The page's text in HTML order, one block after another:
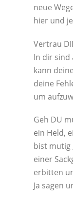
neue
hier und
Vertrau
In dir sind
kann
deine
um
Geh DU
ein Held,
bist mutig
einer
erbitten
Ja sagen